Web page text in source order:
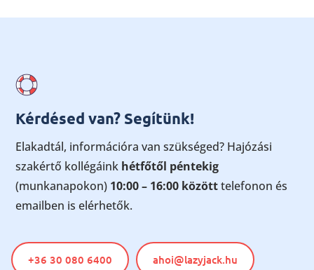
Kérdésed van? Segítünk!
Elakadtál, információra van szükséged? Hajózási
szakértő kollégáink hétfőtől péntekig
(munkanapokon) 10:00 – 16:00 közötttelefonon és
emailben is elérhetők.
+36 30 080 6400 ahoi@lazyjack.hu